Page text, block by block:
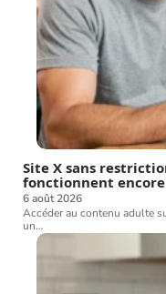
Site X sans
fonctionnent encore
6 août 2026
Accéder au contenu adulte
un…